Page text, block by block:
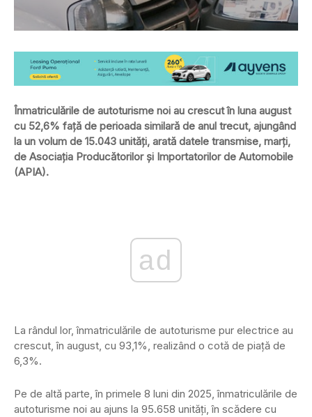
Înmatriculările de autoturisme noi au crescut în luna august
cu 52,6% față de perioada similară de anul trecut, ajungând
la un volum de 15.043 unități, arată datele transmise, marți,
de Asociația Producătorilor și Importatorilor de Automobile
(APIA).
ad
La rândul lor, înmatriculările de autoturisme pur electrice au
crescut, în august, cu 93,1%, realizând o cotă de piață de
6,3%.
Pe de altă parte, în primele 8 luni din 2025, înmatriculările de
autoturisme noi au ajuns la 95.658 unități, în scădere cu